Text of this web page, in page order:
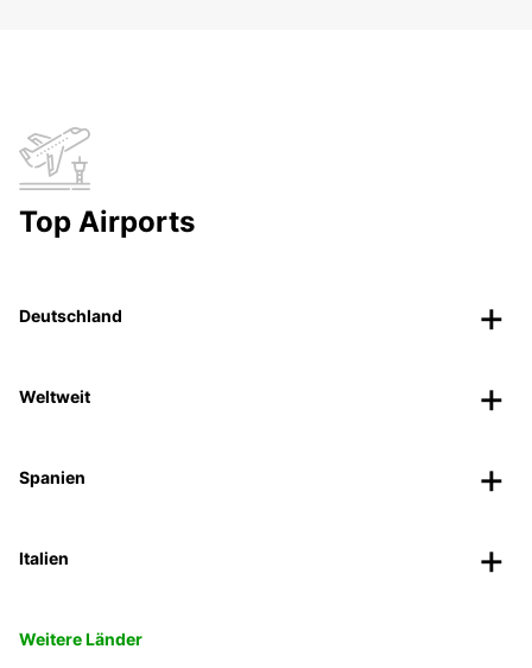
Top Airports
Deutschland
Weltweit
Spanien
Italien
Weitere Länder